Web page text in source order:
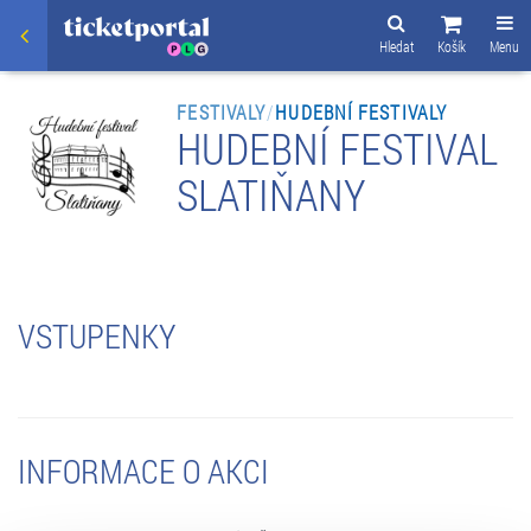
Menu
Košík
Hledat
FESTIVALY/HUDEBNÍ FESTIVALY
HUDEBNÍ FESTIVAL
SLATIŇANY
VSTUPENKY
INFORMACE O AKCI